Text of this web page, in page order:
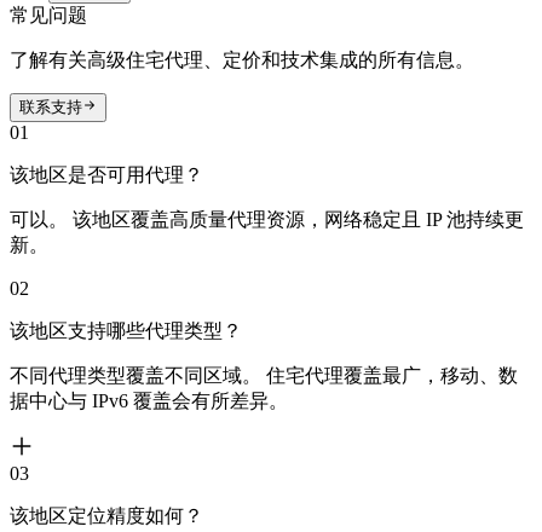
常见问题
了解有关高级住宅代理、定价和技术集成的所有信息。
联系支持
01
该地区是否可用代理？
可以。 该地区覆盖高质量代理资源，网络稳定且 IP 池持续更
新。
02
该地区支持哪些代理类型？
不同代理类型覆盖不同区域。 住宅代理覆盖最广，移动、数
据中心与 IPv6 覆盖会有所差异。
03
该地区定位精度如何？